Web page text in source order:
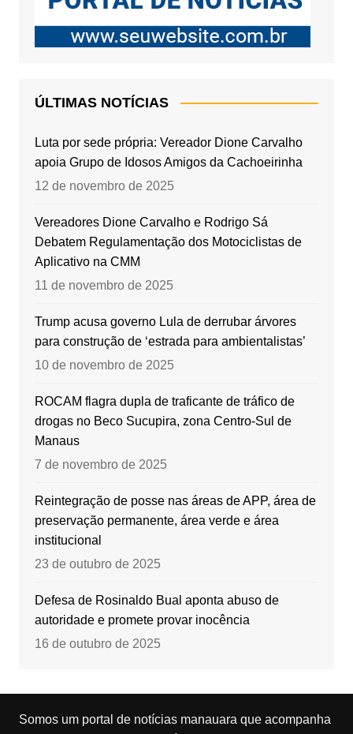
ÚLTIMAS NOTÍCIAS
Luta por sede própria: Vereador Dione Carvalho
apoia Grupo de Idosos Amigos da Cachoeirinha
12 de novembro de 2025
Vereadores Dione Carvalho e Rodrigo Sá
Debatem Regulamentação dos Motociclistas de
Aplicativo na CMM
11 de novembro de 2025
Trump acusa governo Lula de derrubar árvores
para construção de ‘estrada para ambientalistas’
10 de novembro de 2025
ROCAM flagra dupla de traficante de tráfico de
drogas no Beco Sucupira, zona Centro-Sul de
Manaus
7 de novembro de 2025
Reintegração de posse nas áreas de APP, área de
preservação permanente, área verde e área
institucional
23 de outubro de 2025
Defesa de Rosinaldo Bual aponta abuso de
autoridade e promete provar inocência
16 de outubro de 2025
Somos um portal de notícias manauara que acompanha